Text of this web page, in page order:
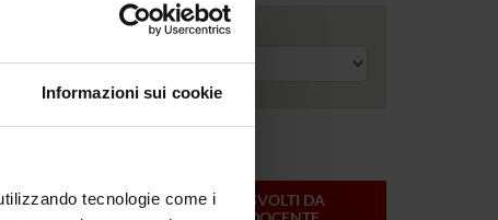
Informazioni sui cookie
tecnologie come i
Anno accademico
ONLINE
CREDITI
MODULI SVOLTI DA